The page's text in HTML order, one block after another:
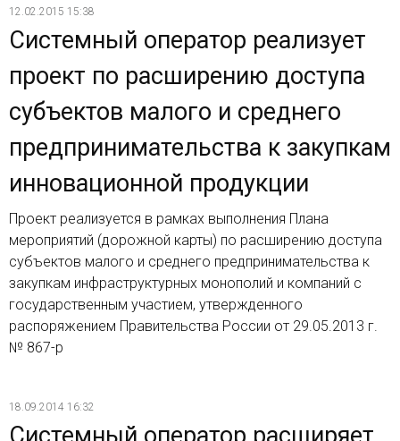
12.02.2015 15:38
Системный оператор реализует
проект по расширению доступа
субъектов малого и среднего
предпринимательства к закупкам
инновационной продукции
Проект реализуется в рамках выполнения Плана
мероприятий (дорожной карты) по расширению доступа
субъектов малого и среднего предпринимательства к
закупкам инфраструктурных монополий и компаний с
государственным участием, утвержденного
распоряжением Правительства России от 29.05.2013 г.
№ 867-р
18.09.2014 16:32